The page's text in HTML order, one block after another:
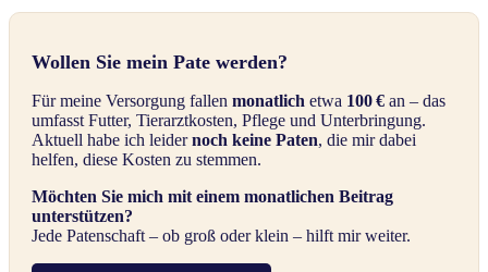
Wollen Sie mein Pate werden?
Für meine Versorgung fallen monatlich etwa 100 € an – das
umfasst Futter, Tierarztkosten, Pflege und Unterbringung.
Aktuell habe ich leidernoch keine Paten, die mir dabei
helfen, diese Kosten zu stemmen.
Möchten Sie mich mit einem monatlichen Beitrag
unterstützen?
Jede Patenschaft – ob groß oder klein – hilft mir weiter.